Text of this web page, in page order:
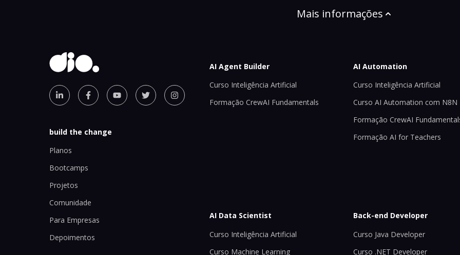
Mais informações
build the change
Planos
Bootcamps
Projetos
Comunidade
Para Empresas
Depoimentos
AI Agent Builder
Curso Inteligência Artificial
Formação CrewAI Fundamentals
AI Automation
Curso Inteligência Artificial
Curso AI Automation com N8N
Formação CrewAI
Formação AI for Teachers
AI Data Scientist
Curso Inteligência Artificial
Curso Machine Learning
Back-end Developer
Curso Java Developer
Curso .NET Developer